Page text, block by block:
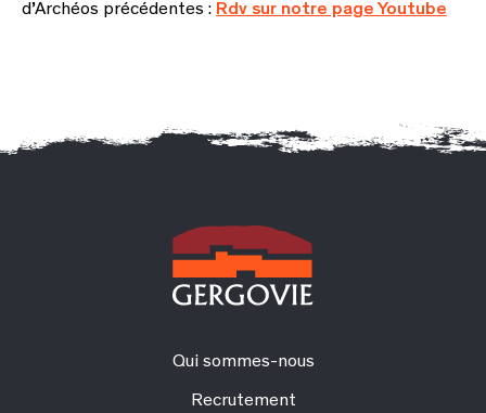
d’Archéos précédentes : Rdv sur notre page Youtube
Qui sommes-nous
Recrutement